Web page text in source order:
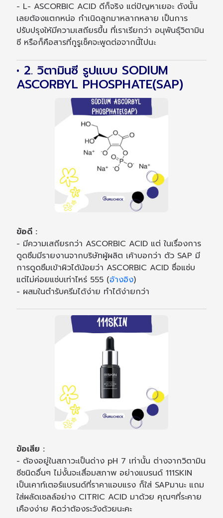
- L- ASCORBIC ACID ดีก็จริง แต่ปัญหาเยอะ ดังนั้น
เลยต้องแตกหน่อ กำเนิดลูกมาหลากหลาย เป็นการ
ปรับปรุงให้มีความเสถียรขึ้น ที่เราเรียกว่า อนุพันธุ์วิตามิน
ซี หรือก็คือสารที่กูรูเช็คจะพูดต่อจากนี้ไปนะ
• 2. วิตามินซี รูปแบบ SODIUM
ASCORBYL PHOSPHATE(SAP)
ข้อดี :
- มีความเสถียรกว่า ASCORBIC ACID แต่ ในเรื่องการ
ดูดซึมมีรายงานจากบริษัทผู้ผลิต เค้าบอกว่า ตัว SAP มี
การดูดซึมเข้าผิวได้น้อยว่า ASCORBIC ACID ซื่อแซ่บ
แต่ไม่ค่อยแซ่บเท่าไหร่ 555 (อ้างอิง)
- ผสมในตำรับครีมได้ง่าย ทำได้ง่ายกว่า
ข้อเสีย :
- ต้องอยู่ในสภาวะเป็นด่าง pH 7 เท่านั้น ต่างจากวิตามิน
ซีชนิดอื่นๆ ไม่งั้นจะเสื่อมสภาพ อย่างแบรนด์ 111SKIN
เป็นเคาท์เตอร์แบรนด์ที่ราคาแอบแรง ก็ใส่ SAPมานะ แถม
ใส่ผลัดเซลล์อย่าง CITRIC ACID มาด้วย คุณๆที่ระคาย
เคืองง่าย คิดว่าต้องระวังด้วยนะคะ